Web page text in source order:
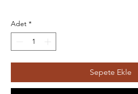
Adet *
Sepete Ekle